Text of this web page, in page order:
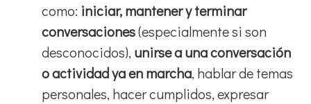
como: iniciar, mantener y terminar
conversaciones(especialmente si son
desconocidos), unirse a una conversación
o actividad ya en marcha, hablar de temas
personales, hacer cumplidos, expresar